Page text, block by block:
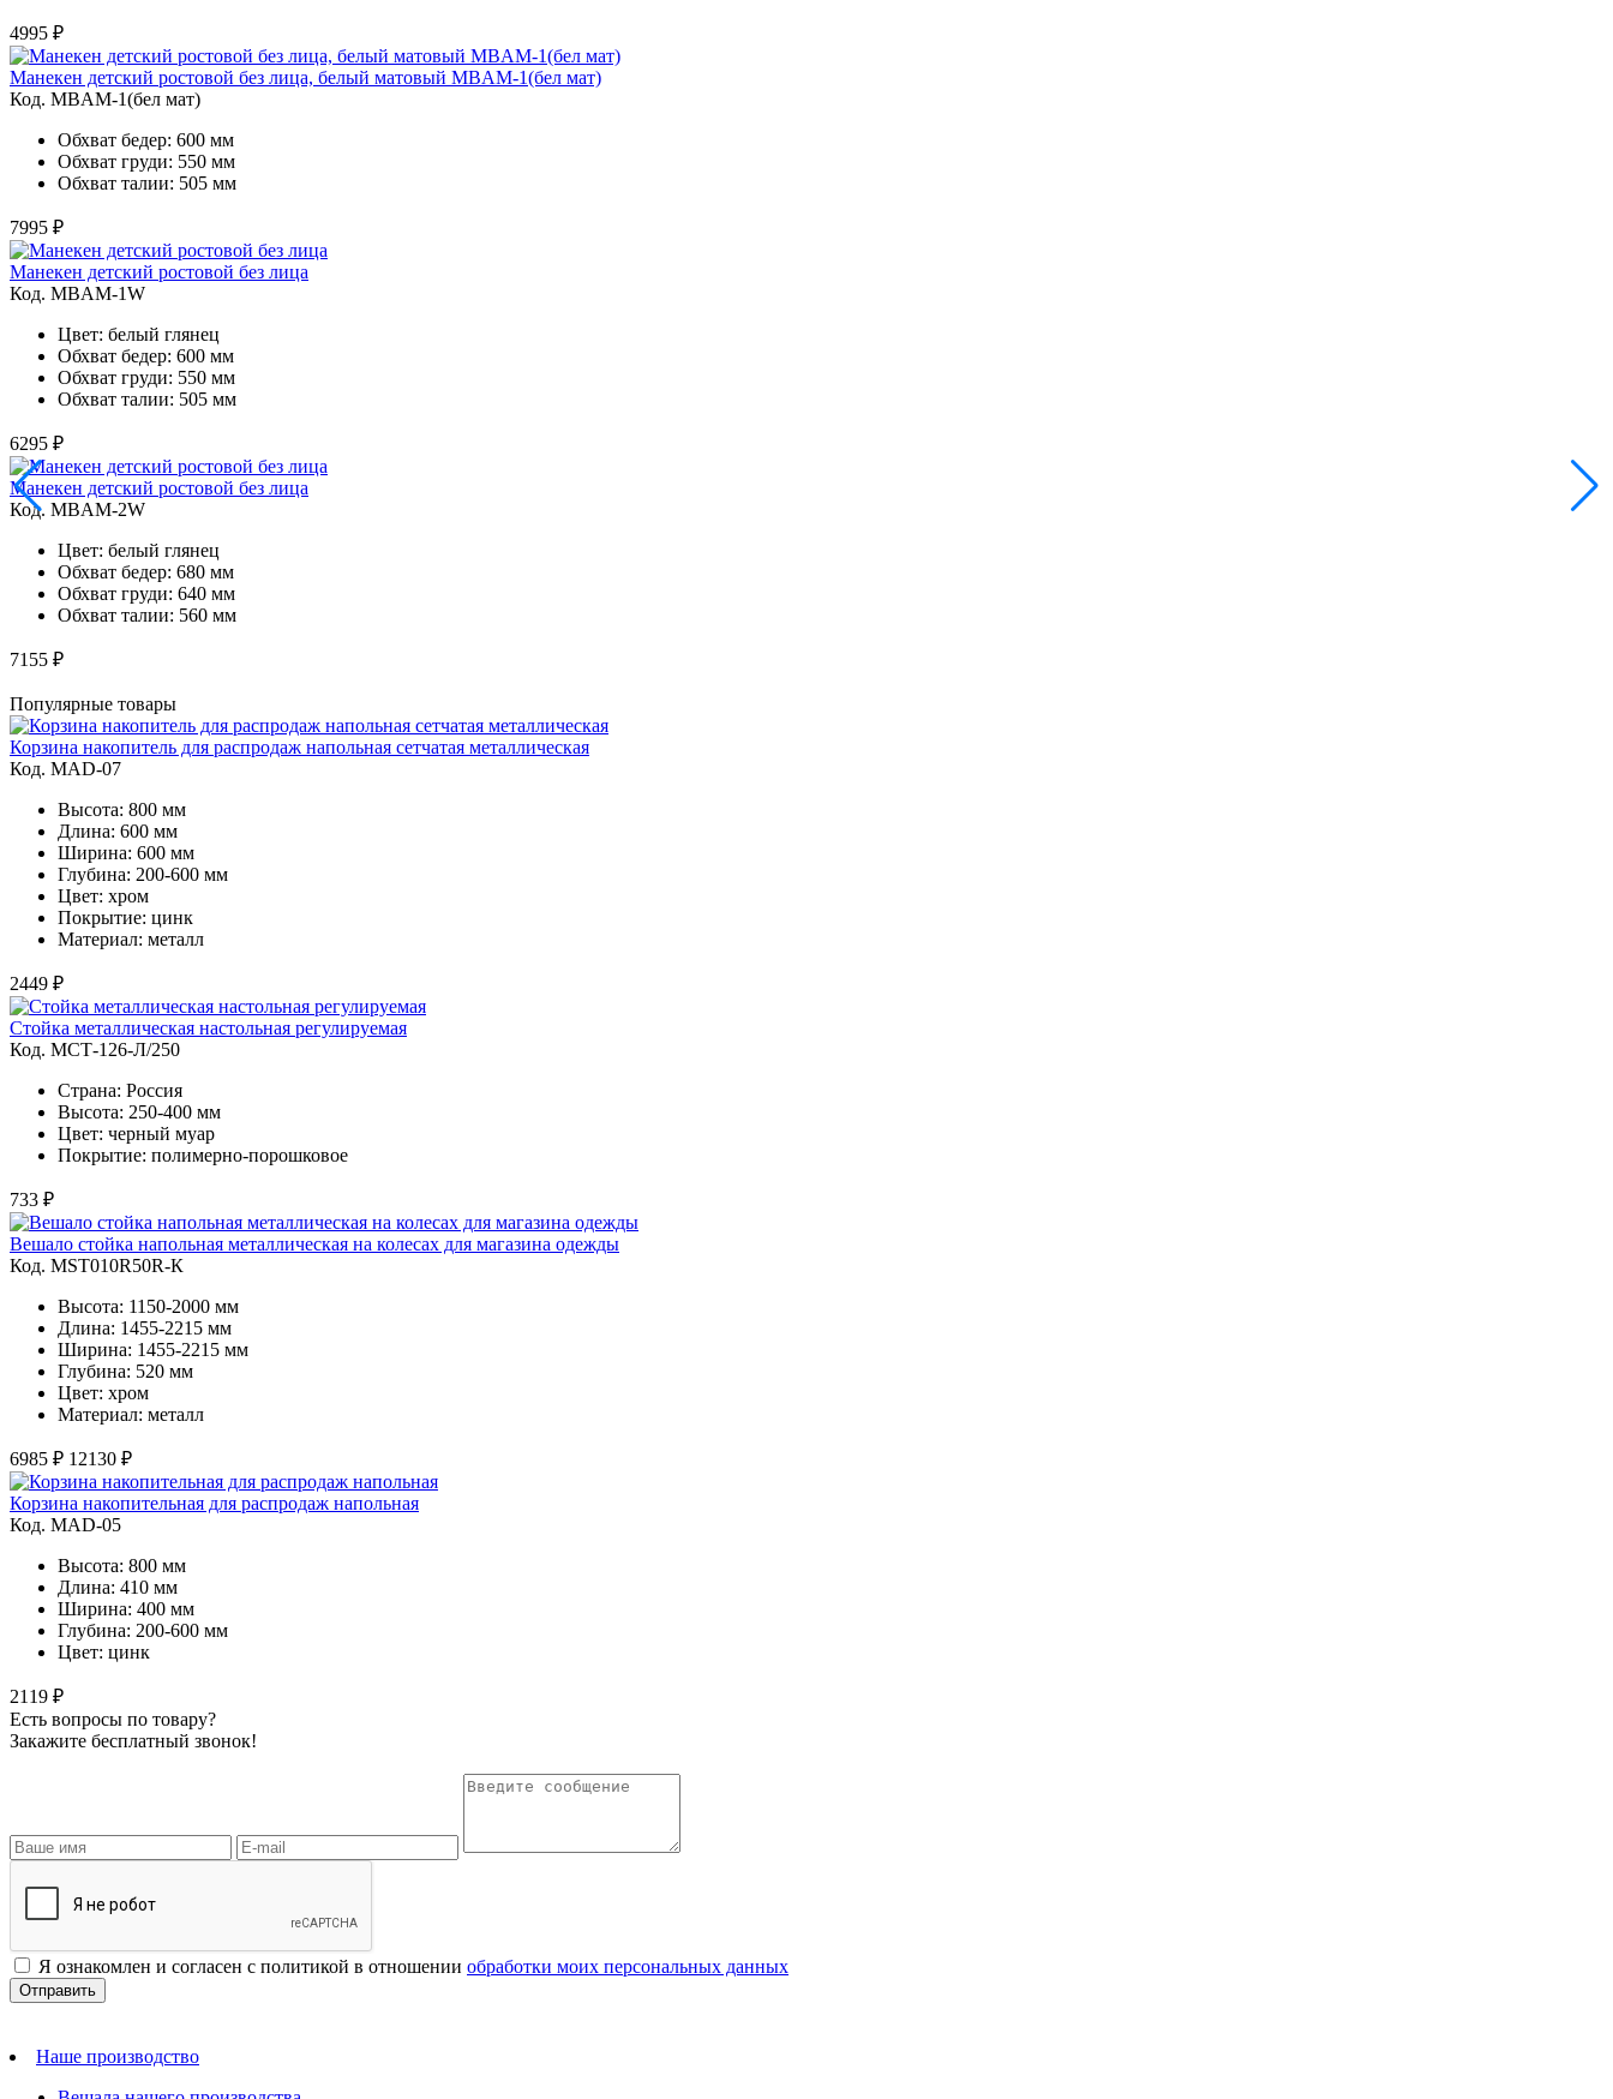
4995 ₽
Манекен детский ростовой без лица, белый матовый MBAM-1(бел мат)
Код. MBAM-1(бел мат)
Обхват бедер: 600 мм
Обхват груди: 550 мм
Обхват талии: 505 мм
7995 ₽
Манекен детский ростовой без лица
Код. MBAM-1W
Цвет: белый глянец
Обхват бедер: 600 мм
Обхват груди: 550 мм
Обхват талии: 505 мм
6295 ₽
Манекен детский ростовой без лица
Код. MBAM-2W
Цвет: белый глянец
Обхват бедер: 680 мм
Обхват груди: 640 мм
Обхват талии: 560 мм
7155 ₽
Популярные товары
Корзина накопитель для распродаж напольная сетчатая металлическая
Код. MAD-07
Высота: 800 мм
Длина: 600 мм
Ширина: 600 мм
Глубина: 200-600 мм
Цвет: хром
Покрытие: цинк
Материал: металл
2449 ₽
Стойка металлическая настольная регулируемая
Код. MСТ-126-Л/250
Страна: Россия
Высота: 250-400 мм
Цвет: черный муар
Покрытие: полимерно-порошковое
733 ₽
Вешало стойка напольная металлическая на колесах для магазина одежды
Код. MST010R50R-К
Высота: 1150-2000 мм
Длина: 1455-2215 мм
Ширина: 1455-2215 мм
Глубина: 520 мм
Цвет: хром
Материал: металл
6985 ₽ 12130 ₽
Корзина накопительная для распродаж напольная
Код. MAD-05
Высота: 800 мм
Длина: 410 мм
Ширина: 400 мм
Глубина: 200-600 мм
Цвет: цинк
2119 ₽
Есть вопросы по товару?
Закажите бесплатный звонок!
Я ознакомлен и согласен с политикой в отношении обработки моих персональных данных
Наше производство